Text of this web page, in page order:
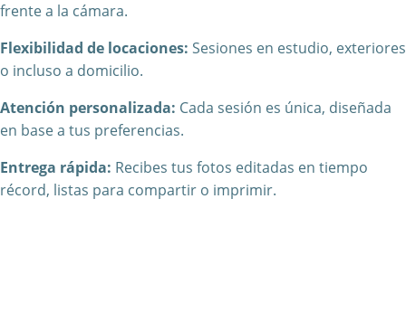
frente a la cámara.
Flexibilidad de locaciones: Sesiones en estudio, exteriores
o incluso a domicilio.
Atención personalizada: Cada sesión es única, diseñada
en base a tus preferencias.
Entrega rápida: Recibes tus fotos editadas en tiempo
récord, listas para compartir o imprimir.